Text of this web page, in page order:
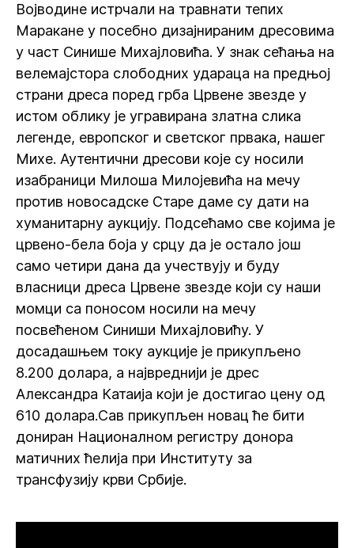
Војводине истрчали на травнати тепих
Маракане у посебно дизајнираним дресовима
у част Синише Михајловића. У знак сећања на
велемајстора слободних удараца на предњој
страни дреса поред грба Црвене звезде у
истом облику је угравирана златна слика
легенде, европског и светског првака, нашег
Михе. Аутентични дресови које су носили
изабраници Милоша Милојевића на мечу
против новосадске Старе даме су дати на
хуманитарну аукцију. Подсећамо све којима је
црвено-бела боја у срцу да је остало још
само четири дана да учествују и буду
власници дреса Црвене звезде који су наши
момци са поносом носили на мечу
посвећеном Синиши Михајловићу. У
досадашњем току аукције је прикупљено
8.200 долара, а највреднији је дрес
Александра Катаија који је достигао цену од
610 долара.Сав прикупљен новац ће бити
дониран Националном регистру донора
матичних ћелија при Институту за
трансфузију крви Србије.